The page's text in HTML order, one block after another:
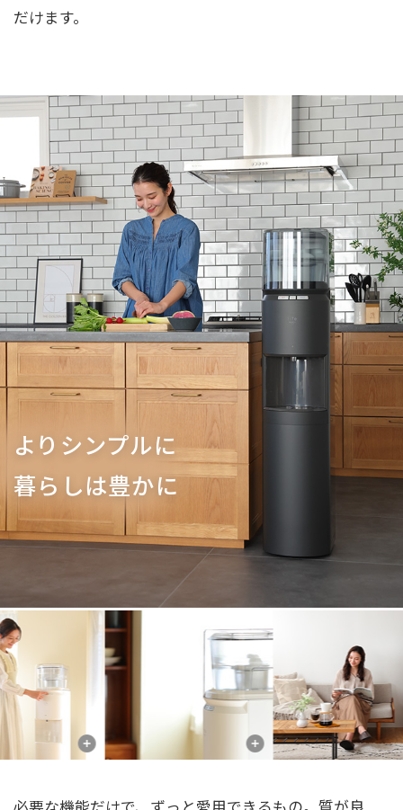
年体験レポート こだわりの暮らし
画 BEAMS DESIGN公式動画
だけます。
よりシンプルに
暮らしは豊かに